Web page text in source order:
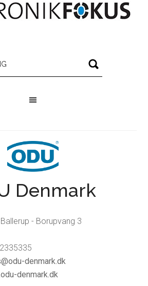
Denmark
- Borupvang 3
denmark.dk
denmark.dk